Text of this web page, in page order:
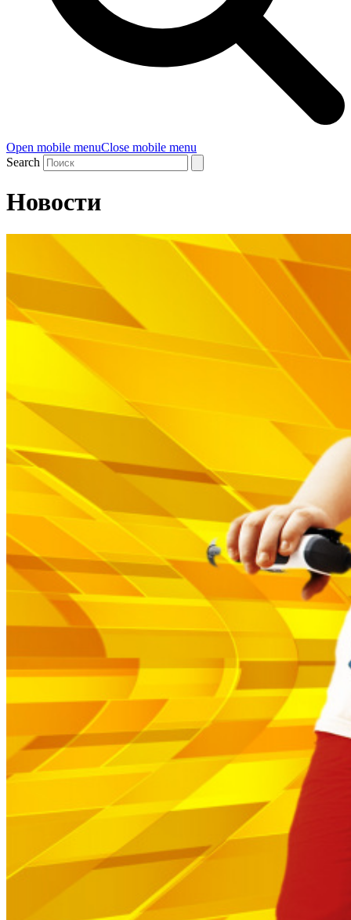
Open mobile menuClose mobile menu
Search
Новости